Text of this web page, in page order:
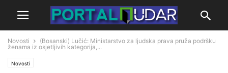
Novosti
(Bosanski) Lučić: Ministarstvo za ljudska prava pruža podršku
ženama iz osjetljivih kategorija,...
Novosti